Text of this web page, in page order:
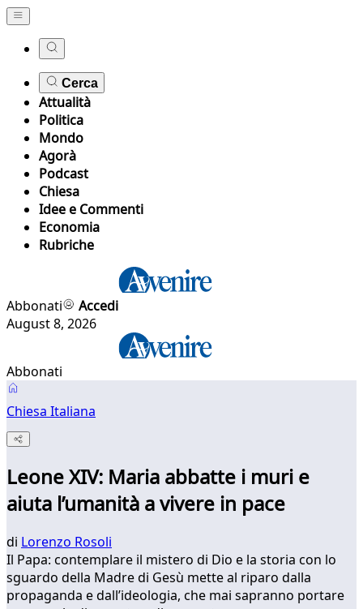
Cerca
Attualità
Politica
Mondo
Agorà
Podcast
Chiesa
Idee e Commenti
Economia
Rubriche
Abbonati
Accedi
August 8, 2026
Abbonati
Chiesa Italiana
Leone XIV: Maria abbatte i muri e
aiuta l’umanità a vivere in pace
di Lorenzo Rosoli
Il Papa: contemplare il mistero di Dio e la storia con lo
sguardo della Madre di Gesù mette al riparo dalla
propaganda e dall’ideologia, che mai sapranno portare